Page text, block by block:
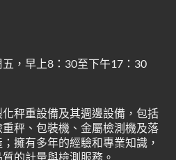
，早上8：30至下午17：30
秤重設備及其週邊設備，包括
秤、包裝機、金屬檢測機及落
擁有多年的經驗和專業知識，
的計量與檢測服務。